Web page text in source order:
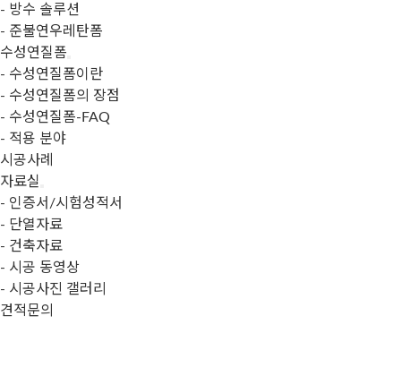
- 방수 솔루션
- 준불연우레탄폼
수성연질폼
- 수성연질폼이란
- 수성연질폼의 장점
- 수성연질폼-FAQ
- 적용 분야
시공사례
자료실
- 인증서/시험성적서
- 단열자료
- 건축자료
- 시공 동영상
- 시공사진 갤러리
견적문의